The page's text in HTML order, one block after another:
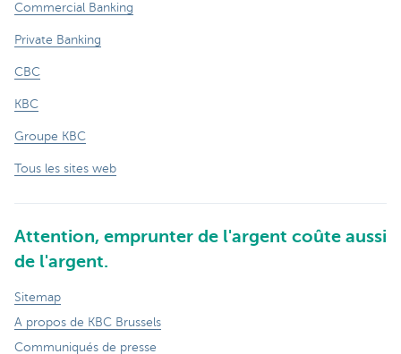
Commercial Banking
Private Banking
CBC
KBC
Groupe KBC
Tous les sites web
Attention, emprunter de l'argent coûte aussi
de l'argent.
Sitemap
A propos de KBC Brussels
Communiqués de presse